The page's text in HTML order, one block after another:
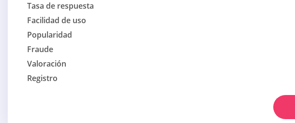
Tasa de respuesta
Facilidad de uso
Popularidad
Fraude
Valoración
Registro